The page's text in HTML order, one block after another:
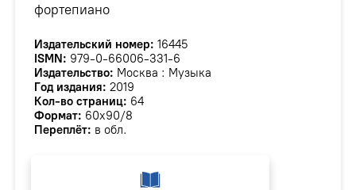
фортепиано
Издательский номер: 16445
ISMN: 979-0-66006-331-6
Издательство: Москва : Музыка
Год издания: 2019
Кол-во страниц: 64
Формат: 60х90/8
Переплёт: в обл.